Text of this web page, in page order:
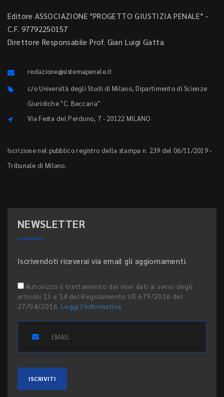
Editore ASSOCIAZIONE "PROGETTO GIUSTIZIA PENALE" -
C.F. 97792250157
Direttore Responsabile Prof. Gian Luigi Gatta
redazione@sistemapenale.it
c/o Università degli Studi di Milano, Dipartimento di Scienze
Giuridiche "C. Beccaria"
Via Festa del Perdono, 7 - 20122 MILANO
Iscrizione nel pubblico registro della stampa n. 239 del 06/11/2019 -
Tribunale di Milano.
NEWSLETTER
Iscrivendoti riceverai via email gli aggiornamenti.
Autorizzo il trattamento dei miei dati ai sensi degli
articoli 13 e 14 del Regolamento UE 679/2016 del
27/04/2016. Leggi l'informativa
ISCRIVITI